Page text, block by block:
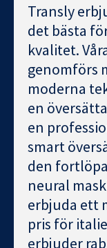
Transly
det bästa
kvalitet.
genomförs
moderna
en
en
smart
den
neural
erbjuda ett
pris för
erbjuder